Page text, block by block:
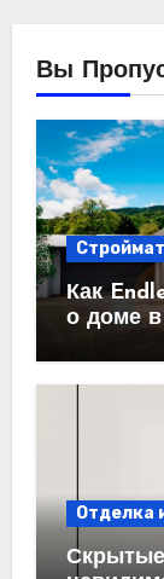
Вы
Как
о доме в
Отделка
Скрытые